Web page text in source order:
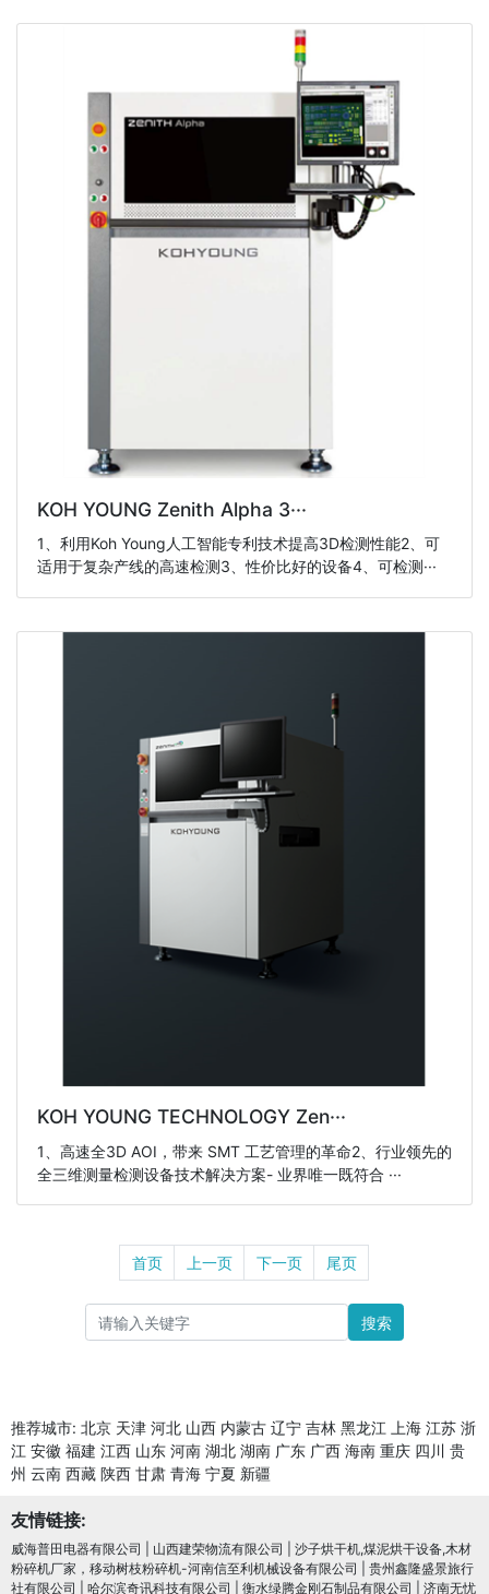
KOH YOUNG Zenith Alpha 3···
1、利用Koh Young人工智能专利技术提高3D检测性能2、可
适用于复杂产线的高速检测3、性价比好的设备4、可检测···
KOH YOUNG TECHNOLOGY Zen···
1、高速全3D AOI，带来 SMT 工艺管理的革命2、行业领先的
全三维测量检测设备技术解决方案- 业界唯一既符合 ···
首页 上一页 下一页 尾页
搜索
推荐城市: 北京 天津 河北 山西 内蒙古 辽宁 吉林 黑龙江 上海 江苏 浙
江 安徽 福建 江西 山东 河南 湖北 湖南 广东 广西 海南 重庆 四川 贵
州 云南 西藏 陕西 甘肃 青海 宁夏 新疆
友情链接:
威海普田电器有限公司 山西建荣物流有限公司
沙子烘干机,煤泥烘干设备,木材
粉碎机厂家，移动树枝粉碎机-河南信至利机械设备有限公司
贵州鑫隆盛景旅行
社有限公司
哈尔滨奇讯科技有限公司 衡水绿腾金刚石制品有限公司 济南无忧